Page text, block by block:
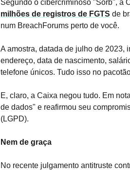
Segundo o cibercriminoso "Sorb", a
milhões de registros de FGTS de
num BreachForums perto de você.
A amostra, datada de julho de 2023,
endereço, data de nascimento,
telefone únicos. Tudo isso no
E, claro, a Caixa negou tudo. Em
de dados" e reafirmou seu
(LGPD).
Nem de graça
No recente julgamento antitruste